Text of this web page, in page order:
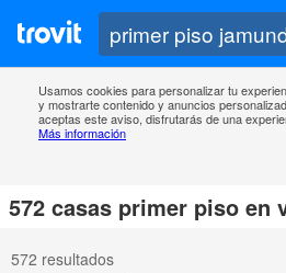
Usamos cookies para personalizar tu
y mostrarte contenido y anuncios
aceptas este aviso, disfrutarás de una
Más información
572 casas primer piso en
572 resultados